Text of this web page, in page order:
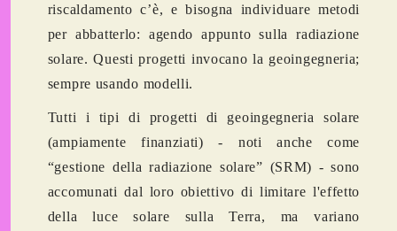
riscaldamento c’è, e bisogna individuare metodi
per abbatterlo: agendo appunto sulla radiazione
solare. Questi progetti invocano la geoingegneria;
sempre usando modelli.
Tutti i tipi di progetti di geoingegneria solare
(ampiamente finanziati) - noti anche come
“gestione della radiazione solare” (SRM) - sono
accomunati dal loro obiettivo di limitare l'effetto
della luce solare sulla Terra, ma variano